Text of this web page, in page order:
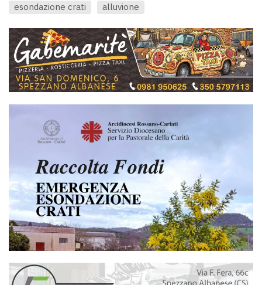
esondazione crati
alluvione